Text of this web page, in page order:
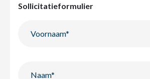
Sollicitatieformulier